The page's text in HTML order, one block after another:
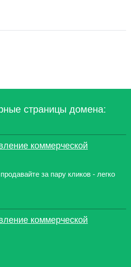
страницы домена:
коммерческой
за пару кликов - легко
коммерческой